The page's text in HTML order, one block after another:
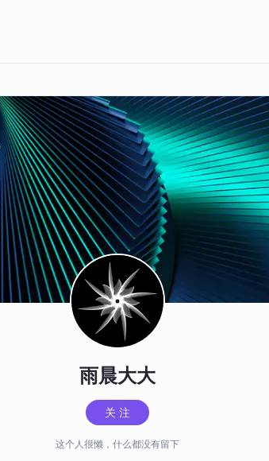
雨晨大大
关 注
这个人很懒，什么都没有留下